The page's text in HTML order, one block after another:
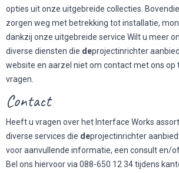
opties uit onze uitgebreide collecties.
zorgen weg met betrekking tot installatie,
dankzij onze uitgebreide service Wilt u meer
diverse diensten die deprojectinrichter
website en aarzel niet om contact met ons op
vragen.
Contact
Heeft u vragen over het Interface Works
diverse services die deprojectinrichter
voor aanvullende informatie, een consult en/
Bel ons hiervoor via 088-650 12 34 tijdens